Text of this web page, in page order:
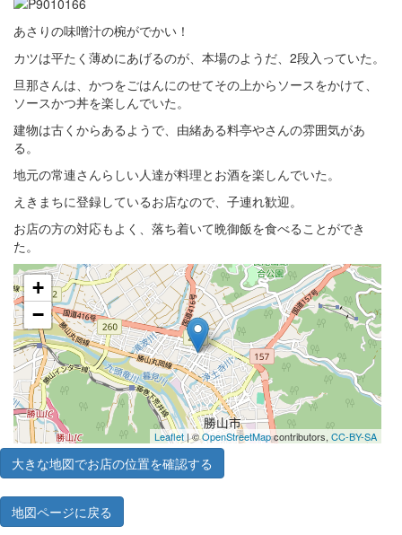
あさりの味噌汁の椀がでかい！
カツは平たく薄めにあげるのが、本場のようだ、2段入っていた。
旦那さんは、かつをごはんにのせてその上からソースをかけて、
ソースかつ丼を楽しんでいた。
建物は古くからあるようで、由緒ある料亭やさんの雰囲気があ
る。
地元の常連さんらしい人達が料理とお酒を楽しんでいた。
えきまちに登録しているお店なので、子連れ歓迎。
お店の方の対応もよく、落ち着いて晩御飯を食べることができ
た。
+
−
Leaflet| ©OpenStreetMapcontributors, CC-BY-SA
大きな地図でお店の位置を確認する
地図ページに戻る